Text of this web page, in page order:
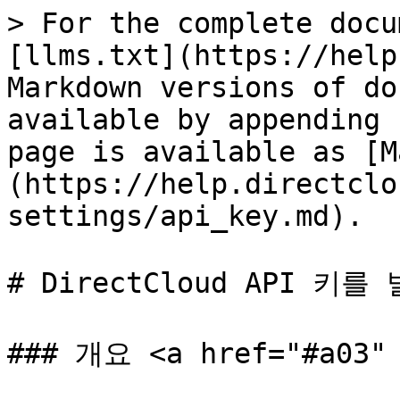
> For the complete
[llms.txt](https://
Markdown versions of
available by
page is available as
(https://
settings/api_key.md).
# DirectCloud API 키를
### 개요 <a